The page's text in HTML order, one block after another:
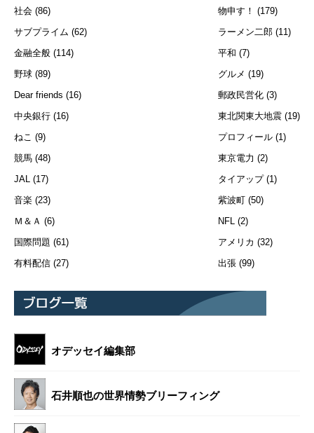
社会 (86)
サブプライム (62)
金融全般 (114)
野球 (89)
Dear friends (16)
中央銀行 (16)
ねこ (9)
競馬 (48)
JAL (17)
音楽 (23)
Ｍ＆Ａ (6)
国際問題 (61)
有料配信 (27)
物申す！ (179)
ラーメン二郎 (11)
平和 (7)
グルメ (19)
郵政民営化 (3)
東北関東大地震 (19)
プロフィール (1)
東京電力 (2)
タイアップ(1)
紫波町 (50)
NFL (2)
アメリカ (32)
出張 (99)
オデッセイ編集部
石井順也の世界情勢ブリーフィング